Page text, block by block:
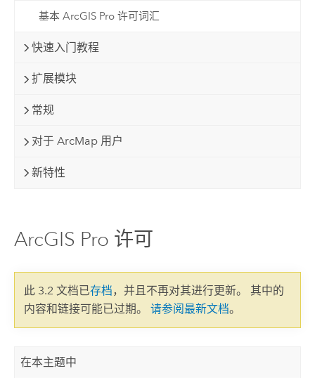
基本 ArcGIS Pro 许可词汇
快速入门教程
扩展模块
常规
对于 ArcMap 用户
新特性
ArcGIS Pro 许可
此 3.2 文档已存档，并且不再对其进行更新。 其中的
内容和链接可能已过期。 请参阅最新文档。
在本主题中